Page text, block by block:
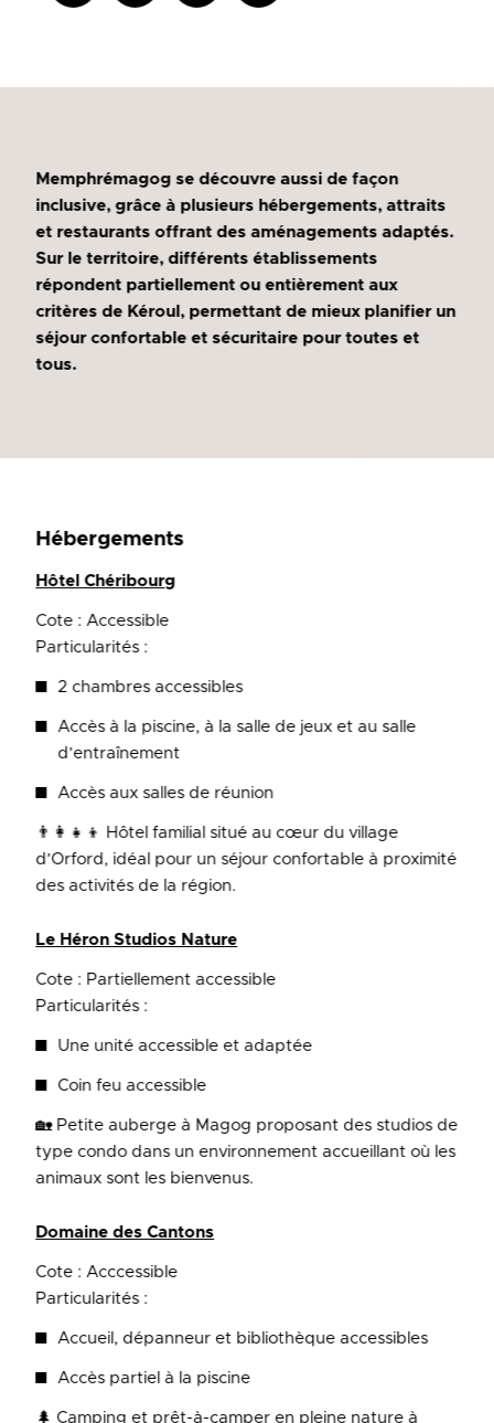
Memphrémagog se découvre aussi de façon
inclusive, grâce à plusieurs hébergements, attraits
et restaurants offrant des aménagements adaptés.
Sur le territoire, différents établissements
répondent partiellement ou entièrement aux
critères de Kéroul, permettant de mieux planifier un
séjour confortable et sécuritaire pour toutes et
tous.
Hébergements
Hôtel Chéribourg
Cote : Accessible
Particularités :
2 chambres accessibles
Accès à la piscine, à la salle de jeux et au salle
d’entraînement
Accès aux salles de réunion
👨‍👩‍👧‍👦 Hôtel familial situé au cœur du village
d’Orford, idéal pour un séjour confortable à proximité
des activités de la région.
Le Héron Studios Nature
Cote : Partiellement accessible
Particularités :
Une unité accessible et adaptée
Coin feu accessible
🏡 Petite auberge à Magog proposant des studios de
type condo dans un environnement accueillant où les
animaux sont les bienvenus.
Domaine des Cantons
Cote : Acccessible
Particularités :
Accueil, dépanneur et bibliothèque accessibles
Accès partiel à la piscine
🌲 Camping et prêt-à-camper en pleine nature à